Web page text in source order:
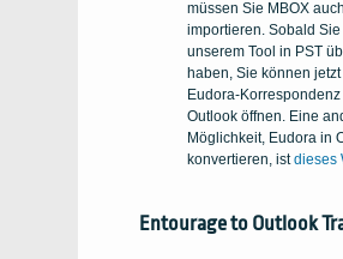
müssen Sie MBOX
importieren. Sobald
unserem Tool in PST
haben, Sie können
Eudora-
Outlook öffnen. Eine
Möglichkeit, Eudora in
konvertieren, istdieses
Entourage to Outlook